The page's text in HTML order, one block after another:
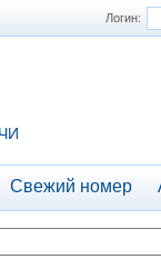
Логин:
Свежий номер